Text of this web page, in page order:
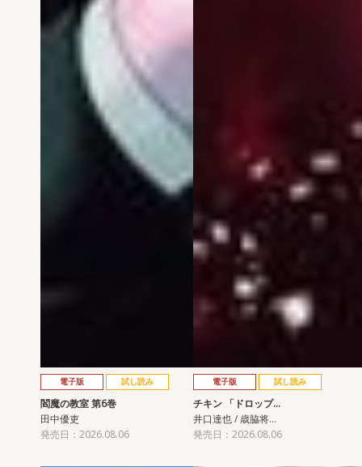
電子版 試し読み
閻魔の教室 第6巻
田中優吏
発売日：2026.08.06
電子版 試し読み
チキン 「ドロップ…
井口達也 / 歳脇将…
発売日：2026.08.06